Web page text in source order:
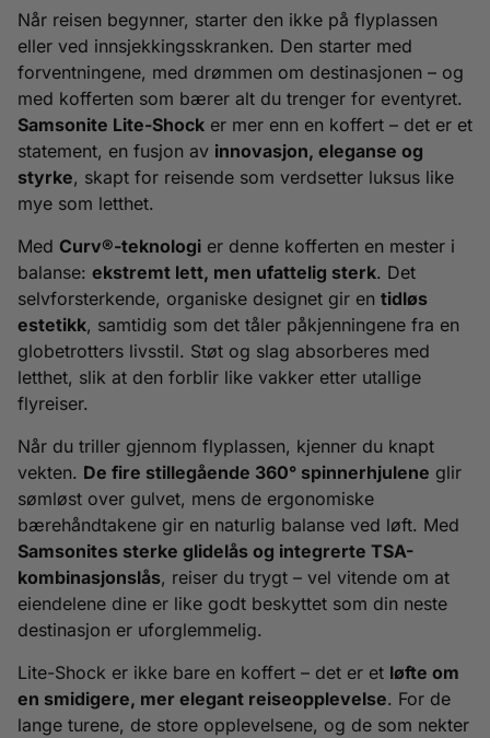
Når reisen begynner, starter den ikke på flyplassen
eller ved innsjekkingsskranken. Den starter med
forventningene, med drømmen om destinasjonen – og
med kofferten som bærer alt du trenger for eventyret.
Samsonite Lite-Shock er mer enn en koffert – det er et
statement, en fusjon av innovasjon, eleganse og
styrke, skapt for reisende som verdsetter luksus like
mye som letthet.
Med Curv®-teknologi er denne kofferten en mester i
balanse: ekstremt lett, men ufattelig sterk. Det
selvforsterkende, organiske designet gir en tidløs
estetikk, samtidig som det tåler påkjenningene fra en
globetrotters livsstil. Støt og slag absorberes med
letthet, slik at den forblir like vakker etter utallige
flyreiser.
Når du triller gjennom flyplassen, kjenner du knapt
vekten. De fire stillegående 360° spinnerhjulene glir
sømløst over gulvet, mens de ergonomiske
bærehåndtakene gir en naturlig balanse ved løft. Med
Samsonites sterke glidelås og integrerte TSA-
kombinasjonslås, reiser du trygt – vel vitende om at
eiendelene dine er like godt beskyttet som din neste
destinasjon er uforglemmelig.
Lite-Shock er ikke bare en koffert – det er et løfte om
en smidigere, mer elegant reiseopplevelse. For de
lange turene, de store opplevelsene, og de som nekter